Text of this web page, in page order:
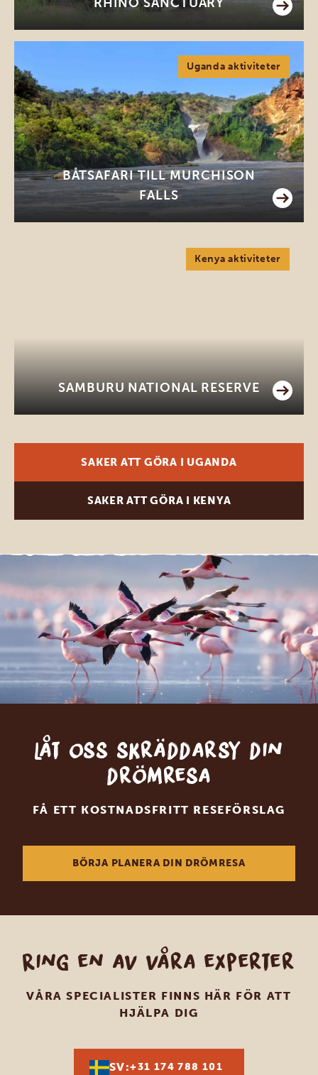
Uganda aktiviteter
BÅTSAFARI TILL MURCHISON
FALLS
Kenya aktiviteter
SAMBURU NATIONAL RESERVE
SAKER ATT GÖRA I UGANDA
SAKER ATT GÖRA I KENYA
Låt oss skräddarsy din
drömresa
FÅ ETT KOSTNADSFRITT RESEFÖRSLAG
BÖRJA PLANERA DIN DRÖMRESA
Ring en av våra experter
VÅRA SPECIALISTER FINNS HÄR FÖR ATT
HJÄLPA DIG
SV:+31 174 788 101